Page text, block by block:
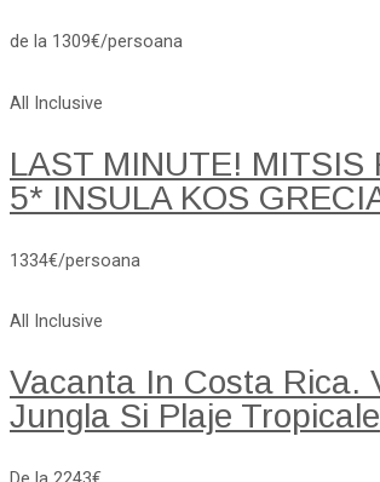
de la 1309€/persoana
All Inclusive
LAST MINUTE! MITSIS
5* INSULA KOS
1334€/persoana
All Inclusive
Vacanta In Costa Rica.
Jungla Si Plaje Tropicale